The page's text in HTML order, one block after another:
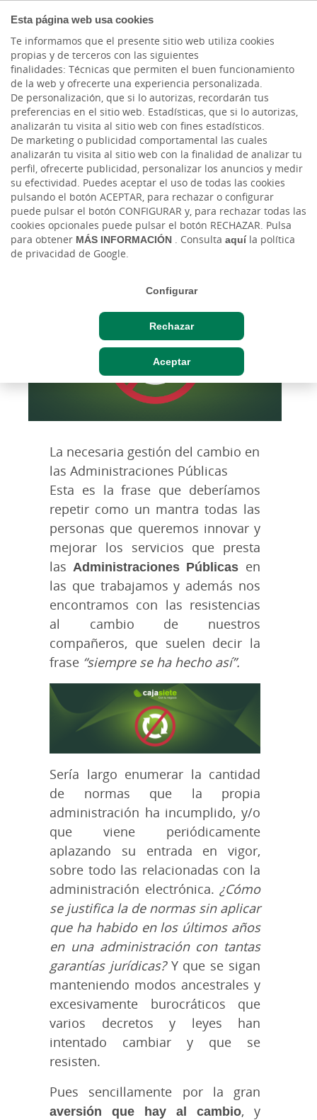
Esta página web usa cookies
Te informamos que el presente sitio web utiliza cookies
propias y de terceros con las siguientes
finalidades: Técnicas que permiten el buen funcionamiento
de la web y ofrecerte una experiencia personalizada.
De personalización, que si lo autorizas, recordarán tus
preferencias en el sitio web. Estadísticas, que si lo autorizas,
analizarán tu visita al sitio web con fines estadísticos.
De marketing o publicidad comportamental las cuales
analizarán tu visita al sitio web con la finalidad de analizar tu
perfil, ofrecerte publicidad, personalizar los anuncios y medir
su efectividad. Puedes aceptar el uso de todas las cookies
pulsando el botón ACEPTAR, para rechazar o configurar
puede pulsar el botón CONFIGURAR y, para rechazar todas las
cookies opcionales puede pulsar el botón RECHAZAR. Pulsa
para obtener MÁS INFORMACIÓN . Consulta aquíla política
de privacidad de Google.
Configurar
Rechazar
Aceptar
Actualidad
Si lo haces como
siempre lo estás
haciendo mal
Jue, 01/12/2022 - 12:00
La necesaria gestión del cambio en
las Administraciones Públicas
Esta es la frase que deberíamos
repetir como un mantra todas las
personas que queremos innovar y
mejorar los servicios que presta
las Administraciones Públicas en
las que trabajamos y además nos
encontramos con las resistencias
al cambio de nuestros
compañeros, que suelen decir la
frase “siempre se ha hecho así”.
Sería largo enumerar la cantidad
de normas que la propia
administración ha incumplido, y/o
que viene periódicamente
aplazando su entrada en vigor,
sobre todo las relacionadas con la
administración electrónica. ¿Cómo
se justifica la de normas sin aplicar
que ha habido en los últimos años
en una administración con tantas
garantías jurídicas?Y que se sigan
manteniendo modos ancestrales y
excesivamente burocráticos que
varios decretos y leyes han
intentado cambiar y que se
resisten.
Pues sencillamente por la gran
aversión que hay al cambio, y